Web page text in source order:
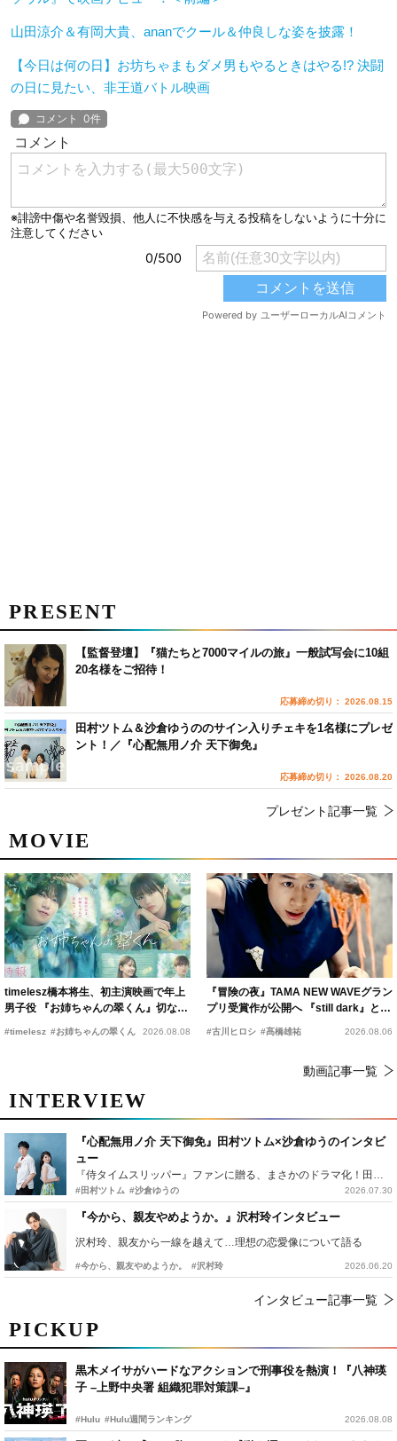
山田涼介＆有岡大貴、ananでクール＆仲良しな姿を披露！
【今日は何の日】お坊ちゃまもダメ男もやるときはやる!? 決闘
の日に見たい、非王道バトル映画
PICKUP
黒木メイサがハードなアクションで刑事役を熱演！『八神瑛
子 –上野中央署 組織犯罪対策課–』
#Hulu #Hulu週間ランキング 2026.08.08
MOVIE
timelesz橋本将生、初主演映画で年上
男子役 『お姉ちゃんの翠くん』切ない
#timelesz #お姉ちゃんの翠くん 2026.08.08
『冒険の夜』TAMA NEW WAVEグラン
プリ受賞作が公開へ 『still dark』と同
#古川ヒロシ #髙橋雄祐 2026.08.06
動画記事一覧
INTERVIEW
『心配無用ノ介 天下御免』田村ツトム×沙倉ゆうのインタビ
ュー
『侍タイムスリッパー』ファンに贈る、まさかのドラマ化！田村ツトム×沙倉ゆうのが語る『心配無用ノ介』撮影秘話
#田村ツトム #沙倉ゆうの 2026.07.30
『今から、親友やめようか。』沢村玲インタビュー
沢村玲、親友から一線を越えて…理想の恋愛像について語る
#今から、親友やめようか。 #沢村玲 2026.06.20
インタビュー記事一覧
PRESENT
【監督登壇】『猫たちと7000マイルの旅』一般試写会に10組
20名様をご招待！
応募締め切り： 2026.08.15
田村ツトム＆沙倉ゆうののサイン入りチェキを1名様にプレゼ
ント！／『心配無用ノ介 天下御免』
応募締め切り： 2026.08.20
プレゼント記事一覧